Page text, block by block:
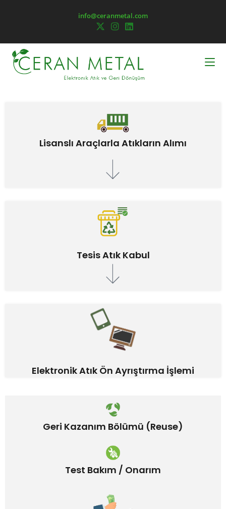
info@ceranmetal.com
Lisanslı Araçlarla Atıkların Alımı
Tesis Atık Kabul
Elektronik Atık Ön Ayrıştırma İşlemi
Geri Kazanım Bölümü (Reuse)
Test Bakım / Onarım